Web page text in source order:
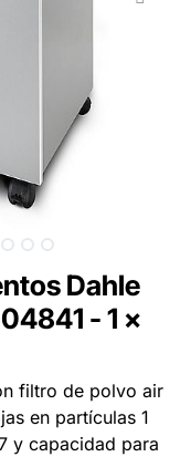
Dahle
- 1 x
filtro de polvo air
en partículas 1
y capacidad para